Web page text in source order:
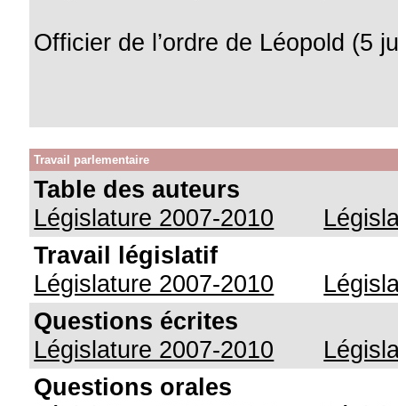
Officier de l’ordre de Léopold (5
Travail parlementaire
Table des auteurs
Législature 2007-2010
Travail législatif
Législature 2007-2010
Questions écrites
Législature 2007-2010
Questions orales